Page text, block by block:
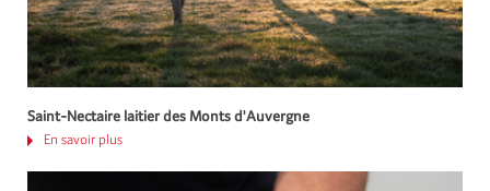
Saint-Nectaire laitier des Monts d'Auvergne
En savoir plus